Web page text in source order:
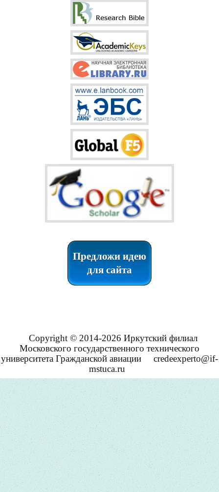
Предложи идею
для сайта
Copyright © 2014-2026 Иркутский филиал
Московского государственного технического
университета Гражданской авиации
credeexperto@if-
mstuca.ru